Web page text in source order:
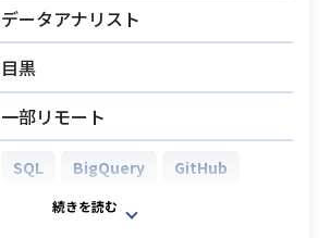
成、統計用実績データの二次加工及
び分析資料の作成
・基本設計書～詳細設計書等の作成
・SQLを使用してのデータ抽出、他
言語でのバッチ開発、テーブル作成
等データベース関連作業
・エンジニアとしての業務経験（5年
データアナリスト
目黒
一部リモート
SQL BigQuery GitHub
印刷EC事業における意思決定を支援